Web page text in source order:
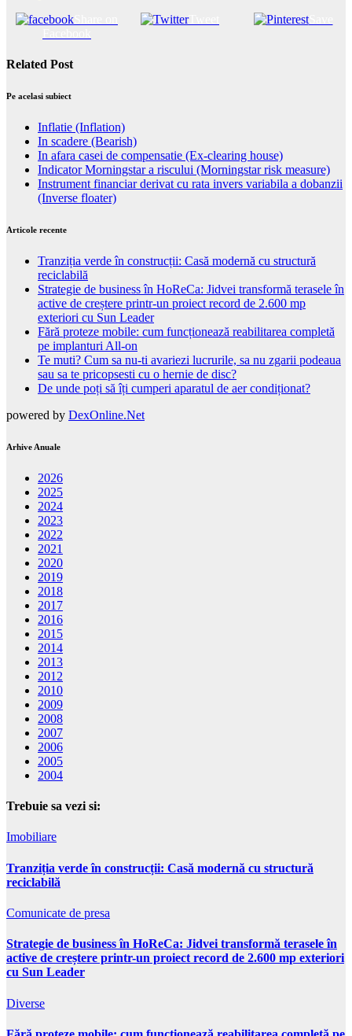
Tweet Save
Related Post
Pe acelasi subiect
Inflatie (Inflation)
In scadere (Bearish)
In afara casei de compensatie (Ex-clearing house)
Indicator Morningstar a riscului (Morningstar risk measure)
Instrument financiar derivat cu rata invers variabila a dobanzii
(Inverse floater)
Articole recente
Tranziția verde în construcții: Casă modernă cu structură
reciclabilă
Strategie de business în HoReCa: Jidvei transformă terasele în
active de creștere printr-un proiect record de 2.600 mp
exteriori cu Sun Leader
Fără proteze mobile: cum funcționează reabilitarea completă
pe implanturi All-on
Te muti? Cum sa nu-ti avariezi lucrurile, sa nu zgarii podeaua
sau sa te pricopsesti cu o hernie de disc?
De unde poți să îți cumperi aparatul de aer condiționat?
powered by DexOnline.Net
Arhive Anuale
2026
2025
2024
2023
2022
2021
2020
2019
2018
2017
2016
2015
2014
2013
2012
2010
2009
2008
2007
2006
2005
2004
Trebuie sa vezi si:
Imobiliare
Tranziția verde în construcții: Casă modernă cu structură
reciclabilă
Comunicate de presa
Strategie de business în HoReCa: Jidvei transformă terasele în
active de creștere printr-un proiect record de 2.600 mp exteriori
cu Sun Leader
Diverse